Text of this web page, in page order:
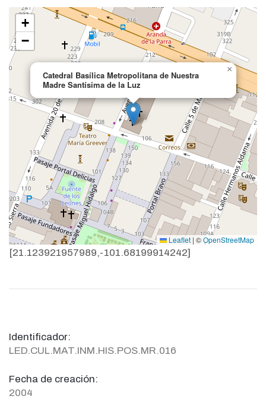
Catedral Basílica Metropolitana de Nuestra
Madre Santísima de la Luz
×
+
−
Leaflet | ©OpenStreetMap
[21.123921957989,-101.68199914242]
Identificador:
LED.CUL.MAT.INM.HIS.POS.MR.016
Fecha de creación:
2004